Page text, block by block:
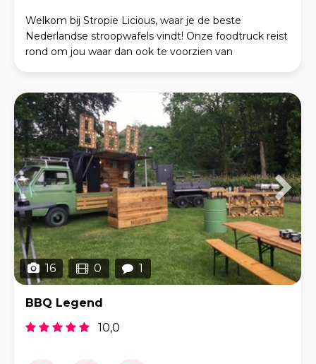
Welkom bij Stropie Licious, waar je de beste
Nederlandse stroopwafels vindt! Onze foodtruck reist
rond om jou waar dan ook te voorzien van
16 0 1
BBQ Legend
10,0